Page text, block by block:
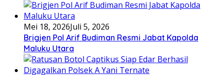
Mei 18, 2026Juli 5, 2026
Brigjen Pol Arif Budiman Resmi Jabat Kapolda
Maluku Utara